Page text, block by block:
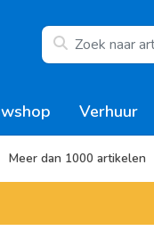
Verhuur
Meer dan 1000 artikelen